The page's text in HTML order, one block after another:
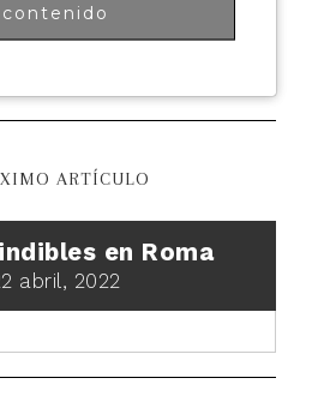
contenido
ARTÍCULO
en Roma
abril, 2022